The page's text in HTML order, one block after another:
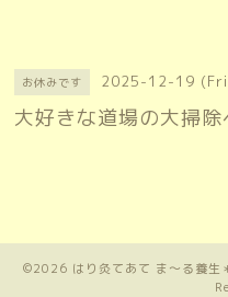
お休みです 2025-12-19
大好きな道場の大掃除
©2026 はり灸てあて ま〜る養生